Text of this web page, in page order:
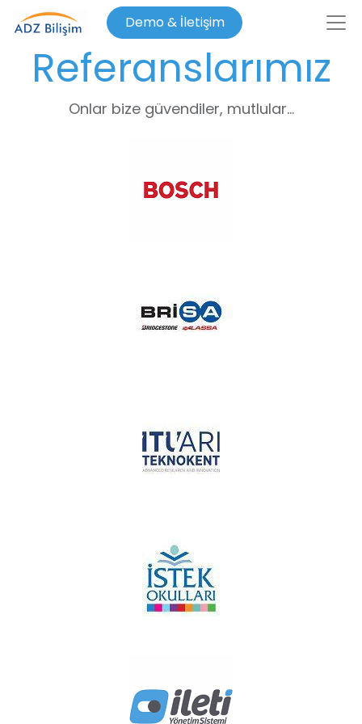
Demo & İletişim
Referanslarımız
Onlar bize güvendiler, mutlular...